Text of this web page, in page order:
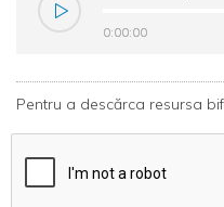
0:00:00
0:00:00
Pentru a descărca resursa